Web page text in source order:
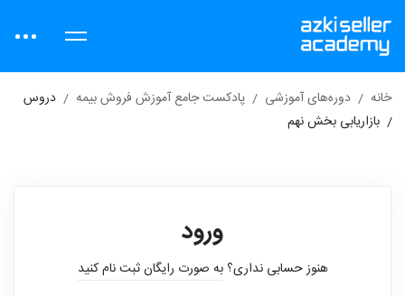
خانه دوره‌های آموزشی پادکست جامع آموزش فروش بیمه
دروس
بازاریابی بخش نهم
ورود
هنوز حسابی نداری؟به صورت رایگان ثبت نام کنید